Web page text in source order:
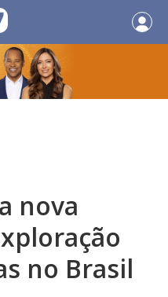
nova
no Brasil